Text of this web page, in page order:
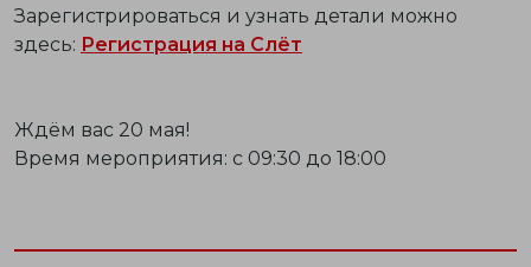
Зарегистрироваться и узнать детали можно
здесь: Регистрация на Слёт
Ждём вас 20 мая!
Время мероприятия: с 09:30 до 18:00